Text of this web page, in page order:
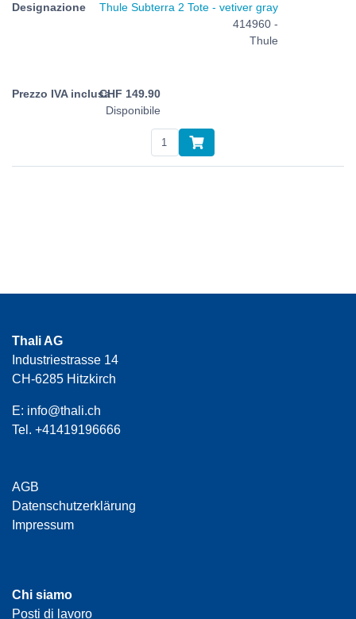
Thule Subterra 2 Tote - vetiver gray
414960 -
Thule
CHF 149.90
Disponibile
Thali AG
Industriestrasse 14
CH-6285 Hitzkirch
E: info@thali.ch
Tel. +41419196666
AGB
Datenschutzerklärung
Impressum
Chi siamo
Posti di lavoro